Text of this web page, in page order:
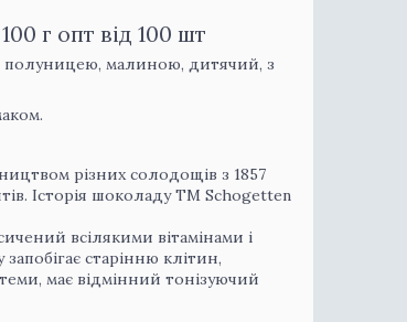
г опт від 100 шт
полуницею, малиною, дитячий, з
різних солодощів з 1857
Історія шоколаду ТМ Schogetten
всілякими вітамінами і
старінню клітин,
має відмінний тонізуючий